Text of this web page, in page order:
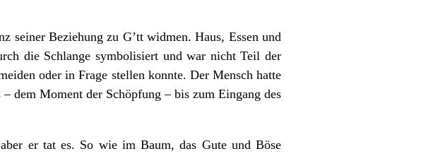
seiner Beziehung zu G’tt widmen. Haus, Essen und
die Schlange symbolisiert und war nicht Teil der
oder in Frage stellen konnte. Der Mensch hatte
dem Moment der Schöpfung – bis zum Eingang des
er tat es. So wie im Baum, das Gute und Böse